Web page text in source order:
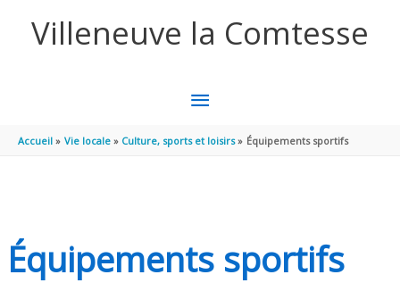
Villeneuve la Comtesse
MENU
PRINCIPAL
Accueil Vie locale Culture, sports et loisirs Équipements sportifs
Équipements sportifs